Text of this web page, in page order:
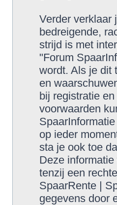
Verder verklaar
bedreigende,
strijd is met
"Forum
wordt. Als je dit
en
bij registratie
voorwaarden
op ieder
sta je ook toe
Deze
tenzij een
SpaarRente |
gegevens door